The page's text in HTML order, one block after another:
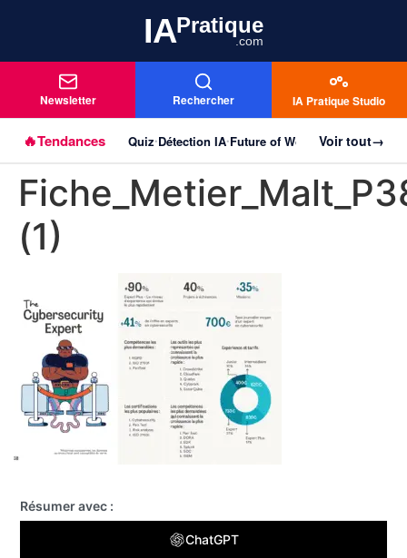
IAPratique
.com
Newsletter Rechercher IA Pratique Studio
🔥Tendances Quiz•Détection IA•Future of Work Agentique•
Voir tout→
Aller au
principal
(1)
Résumer avec :
ChatGPT